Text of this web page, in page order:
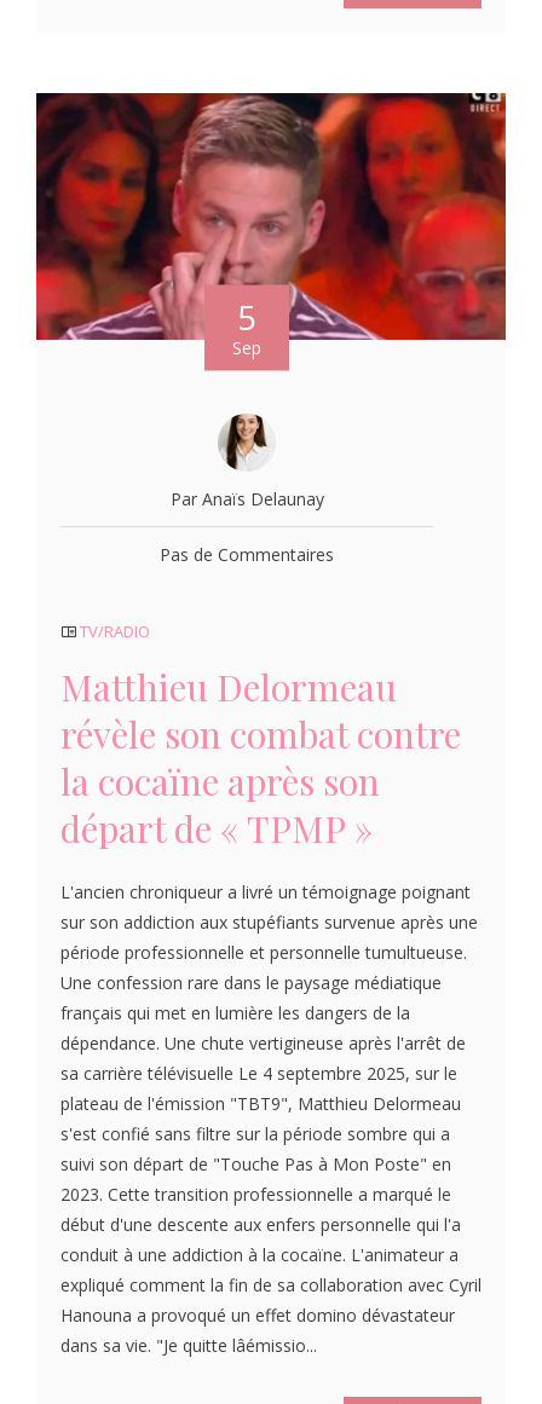
5
Sep
Par Anaïs Delaunay
Pas de Commentaires
TV/RADIO
Matthieu Delormeau
révèle son combat contre
la cocaïne après son
départ de « TPMP »
L'ancien chroniqueur a livré un témoignage poignant
sur son addiction aux stupéfiants survenue après une
période professionnelle et personnelle tumultueuse.
Une confession rare dans le paysage médiatique
français qui met en lumière les dangers de la
dépendance. Une chute vertigineuse après l'arrêt de
sa carrière télévisuelle Le 4 septembre 2025, sur le
plateau de l'émission "TBT9", Matthieu Delormeau
s'est confié sans filtre sur la période sombre qui a
suivi son départ de "Touche Pas à Mon Poste" en
2023. Cette transition professionnelle a marqué le
début d'une descente aux enfers personnelle qui l'a
conduit à une addiction à la cocaïne. L'animateur a
expliqué comment la fin de sa collaboration avec Cyril
Hanouna a provoqué un effet domino dévastateur
dans sa vie. "Je quitte lâémissio...